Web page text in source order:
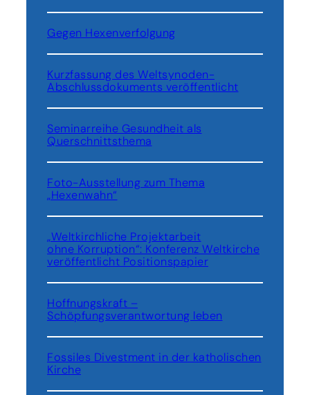
s
i
A
b
a
n
i
n
Gegen Hexenverfolgung
Kurzfassung des Weltsynoden-
Abschlussdokuments veröffentlicht
Seminarreihe Gesundheit als
Querschnittsthema
Foto-Ausstellung zum Thema
„Hexenwahn“
„Weltkirchliche Projektarbeit
ohne Korruption“: Konferenz Weltkirche
veröffentlicht Positionspapier
Hoffnungskraft –
Schöpfungsverantwortung leben
Fossiles Divestment in der katholischen
Kirche